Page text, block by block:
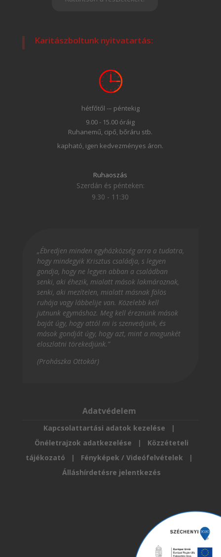
Karitászboltunk nyitvatartás:
hétfőtől -– péntekig
9.00 - 15.00 óráig
Ruhanemű, cipő, bőráru stb.
kapható, igen kedvezményes áron.
Ruhaoszás
Szerdán és pénteken:
9.30 - 11:30
„Ébredjen minden egyházközség arra a tudatra,
hogy mindegyik Krisztus családja, s legyen
gondja, hogy ne legyen abban a családban
senki, aki éhezik, mialatt mások lakmároznak,
senki, aki mezítelen, mialatt másnak fölös
ruhája vagy lábbelije van. Közelebb kell
jutnunk egymáshoz. Meg kell éreznünk mások
baját úgy, hogy attól mi is szenvedjünk, és
mások gondját úgy, hogy azt, mint a magunkét
eloszlatni törekedjünk.”
(Prohászka Ottokár)
Adatvédelem
Kapcsolattartási adatok kezelése |
Önéletrajzok adatkezelése
| Közzéteteli
tájékozató | Fényképek / Videófelvételek |
Álláshírdetésre jelentkezés